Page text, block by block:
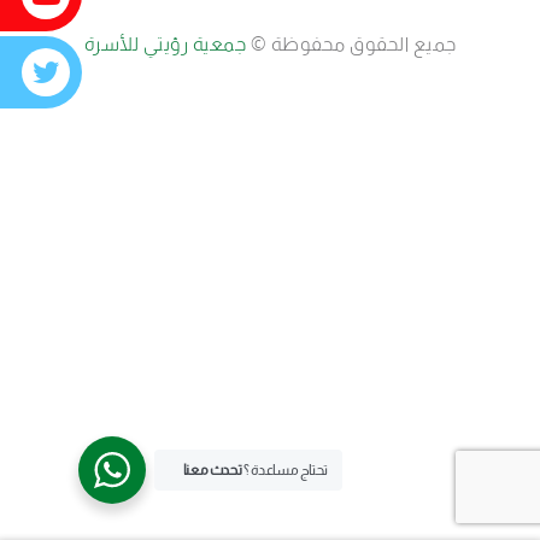
جميع الحقوق محفوظة © جمعية رؤيتي للأسرة
تحتاج مساعدة ؟تحدث معنا